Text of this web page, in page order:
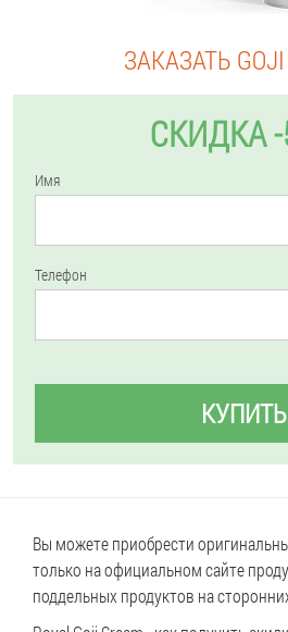
ЗАКАЗАТЬ GOJI
СКИДКА -
Имя
Телефон
КУПИТЬ
Вы можете приобрести
только на официальном сайте
поддельных продуктов на